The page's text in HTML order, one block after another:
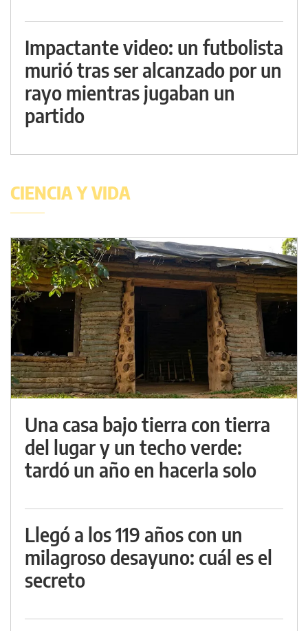
Impactante video: un futbolista
murió tras ser alcanzado por un
rayo mientras jugaban un
partido
CIENCIA Y VIDA
Una casa bajo tierra con tierra
del lugar y un techo verde:
tardó un año en hacerla solo
Llegó a los 119 años con un
milagroso desayuno: cuál es el
secreto